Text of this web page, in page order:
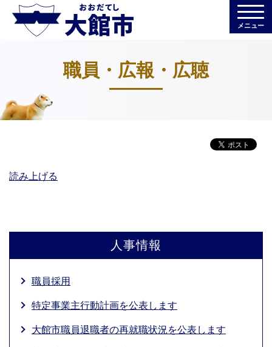
メニュー
職員・広報・広聴
読み上げる
人事情報
職員採用
特定事業主行動計画を公表します
大館市職員退職者の再就職状況を公表します